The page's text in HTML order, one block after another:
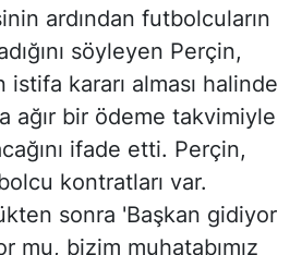
ardından futbolcuların
söyleyen Perçin,
kararı alması halinde
ağır bir ödeme takvimiyle
ifade etti. Perçin,
kontratları var.
sonra 'Başkan gidiyor
mu, bizim muhatabımız